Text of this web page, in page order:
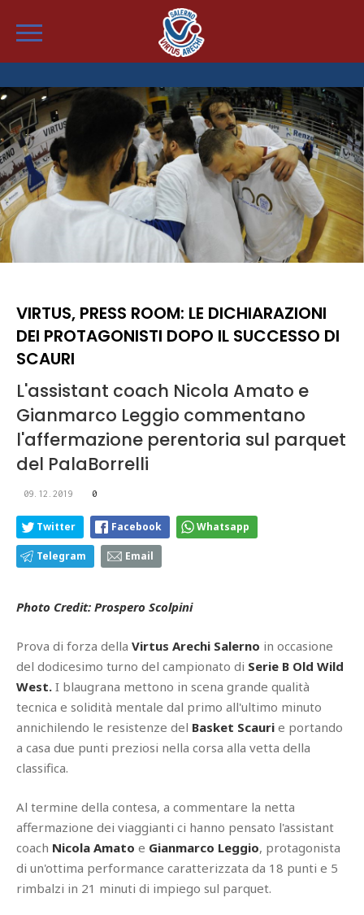
VIRTUS, PRESS ROOM: LE DICHIARAZIONI
DEI PROTAGONISTI DOPO IL SUCCESSO DI
SCAURI
L'assistant coach Nicola Amato e
Gianmarco Leggio commentano
l'affermazione perentoria sul parquet
del PalaBorrelli
09.12.2019 0
Twitter Facebook Whatsapp
Telegram Email
Photo Credit: Prospero Scolpini
Prova di forza della Virtus Arechi Salerno in occasione
del dodicesimo turno del campionato di Serie B Old Wild
West. I blaugrana mettono in scena grande qualità
tecnica e solidità mentale dal primo all'ultimo minuto
annichilendo le resistenze del Basket Scauri e portando
a casa due punti preziosi nella corsa alla vetta della
classifica.
Al termine della contesa, a commentare la netta
affermazione dei viaggianti ci hanno pensato l'assistant
coach Nicola Amato e Gianmarco Leggio, protagonista
di un'ottima performance caratterizzata da 18 punti e 5
rimbalzi in 21 minuti di impiego sul parquet.